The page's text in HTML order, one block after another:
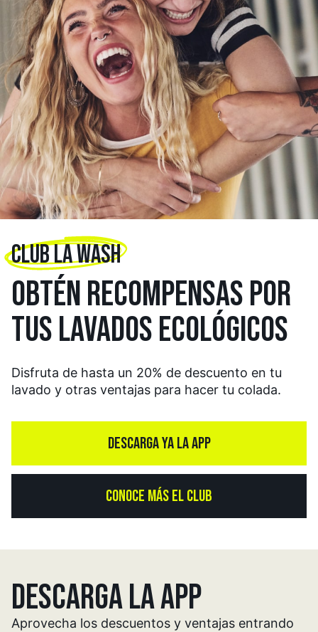
CLUB LA WASH
OBTÉN RECOMPENSAS POR
TUS LAVADOS ECOLÓGICOS
Disfruta de hasta un 20% de descuento en tu
lavado y otras ventajas para hacer tu colada.
DESCARGA YA LA APP
CONOCE MÁS EL CLUB
DESCARGA LA APP
Aprovecha los descuentos y ventajas entrando